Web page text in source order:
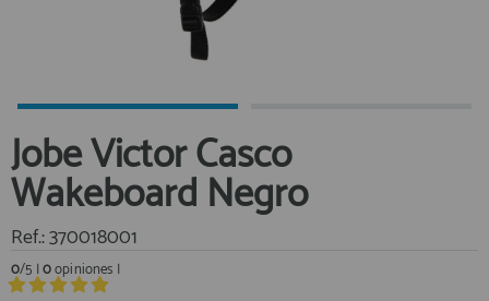
Equipo Personal
Fondeo y Amarre
Libros
Mantenimiento y Limpieza
Motores
Navegacion
Al crear una cuenta en francobordo.com podrás realizar tus
compras rápidamente en nuestra tienda virtual, revisar el estado de
registro cliente
Jobe Victor Casco
Wakeboard Negro
Ref.: 370018001
0/5 |0opiniones |